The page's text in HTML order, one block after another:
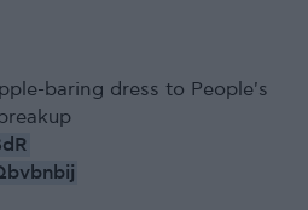
baring dress to People's